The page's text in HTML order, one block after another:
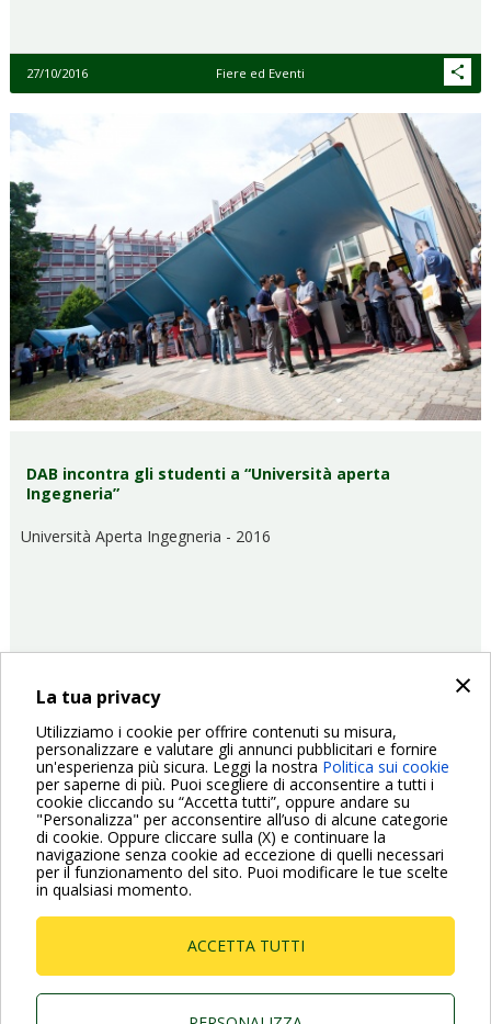
×
La tua privacy
Utilizziamo i cookie per offrire contenuti su misura,
personalizzare e valutare gli annunci pubblicitari e fornire
un'esperienza più sicura. Leggi la nostra Politica sui cookie
per saperne di più. Puoi scegliere di acconsentire a tutti i
cookie cliccando su “Accetta tutti”, oppure andare su
"Personalizza" per acconsentire all’uso di alcune categorie
di cookie. Oppure cliccare sulla (X) e continuare la
navigazione senza cookie ad eccezione di quelli necessari
per il funzionamento del sito. Puoi modificare le tue scelte
in qualsiasi momento.
ACCETTA TUTTI
27/10/2016 Fiere ed Eventi
DAB incontra gli studenti a “Università aperta
Ingegneria”
Università Aperta Ingegneria - 2016
Paginazione
Pagina
precedente
‹ Previous Pagina
2 Pagina
3 Pagina
4 Pagina
5 Pagina
6 Pagina
7 Pagina
8
Pagina
attuale
9 Pagina
10
Pagina
successiva
Next ›
P.I. 03675230282 - R.E.A. Padova N. 328200- Cap.